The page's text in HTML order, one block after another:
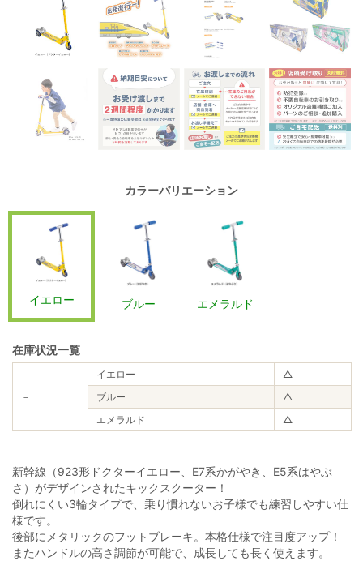
カラーバリエーション
イエロー ブルー エメラルド
在庫状況一覧
－
イエロー
△
ブルー
△
エメラルド
△
新幹線（923形ドクターイエロー、E7系かがやき、E5系はやぶ
さ）がデザインされたキックスクーター！
倒れにくい3輪タイプで、乗り慣れないお子様でも練習しやすい仕
様です。
後部にメタリックのフットブレーキ。本格仕様で注目度アップ！
またハンドルの高さ調節が可能で、成長しても長く使えます。